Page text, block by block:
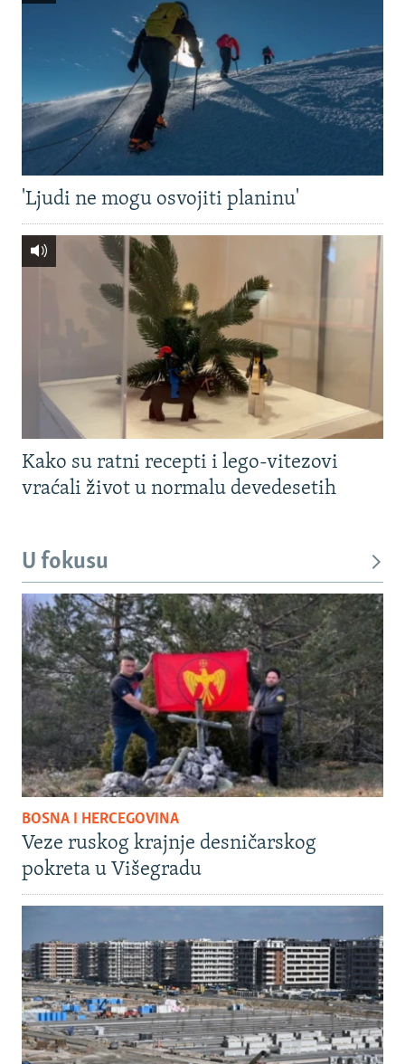
'Ljudi ne mogu osvojiti planinu'
Kako su ratni recepti i lego-vitezovi
vraćali život u normalu devedesetih
U fokusu
BOSNA I HERCEGOVINA
Veze ruskog krajnje desničarskog
pokreta u Višegradu